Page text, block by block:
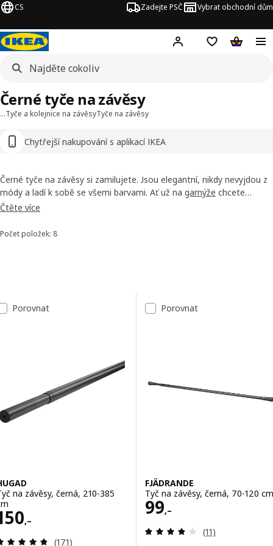
CS Zadejte PSČ Vybrat obchodní dům
Hej! Přihlášení
NákupníNákupní
…Tyče a kolejnice na závěsyTyče na závěsy
Chytřejší nakupování s aplikací IKEA
Černé tyče na závěsy
Černé tyče na závěsy si zamilujete. Jsou elegantní, nikdy nevyjdou z
módy a ladí k sobě se všemi barvami. Ať už na garnýže chcete
pověsit bílé, barevné, světlé nebo tmavé závěsy, vždy se dočkáte
Čtěte více
Seřadit a filtrovat
Počet položek: 8
Seznam výsledků
Porovnat
na závěsy, černá, 210-385
,– 150,–
Recenze: 4.8 z 5 hvězdy. Celkem recenzí:
(171)
Porovnat
FJÄDRANDE
Tyč na závěsy, černá, 70-120 cm
99,–
Cena 99,–
Recenze: 3.8 z
(11)